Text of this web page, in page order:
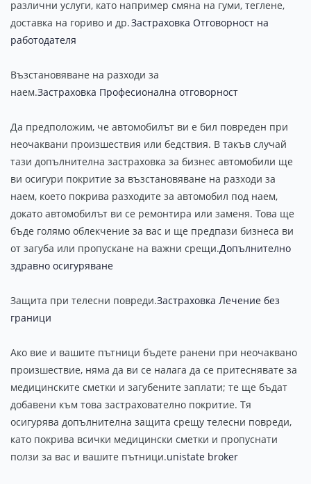
различни услуги, като например смяна на гуми, теглене,
доставка на гориво и др.Застраховка Отговорност на
работодателя
Възстановяване на разходи за
наем.Застраховка Професионална отговорност
Да предположим, че автомобилът ви е бил повреден при
неочаквани произшествия или бедствия. В такъв случай
тази допълнителна застраховка за бизнес автомобили ще
ви осигури покритие за възстановяване на разходи за
наем, което покрива разходите за автомобил под наем,
докато автомобилът ви се ремонтира или заменя. Това ще
бъде голямо облекчение за вас и ще предпази бизнеса ви
от загуба или пропускане на важни срещи.Допълнително
здравно осигуряване
Защита при телесни повреди.Застраховка Лечение без
граници
Ако вие и вашите пътници бъдете ранени при неочаквано
произшествие, няма да ви се налага да се притеснявате за
медицинските сметки и загубените заплати; те ще бъдат
добавени към това застрахователно покритие. Тя
осигурява допълнителна защита срещу телесни повреди,
като покрива всички медицински сметки и пропуснати
ползи за вас и вашите пътници.unistate broker